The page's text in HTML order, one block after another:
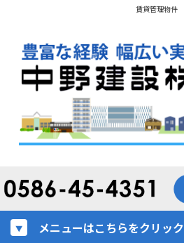
賃貸管理物件
メニューはこちらをクリック